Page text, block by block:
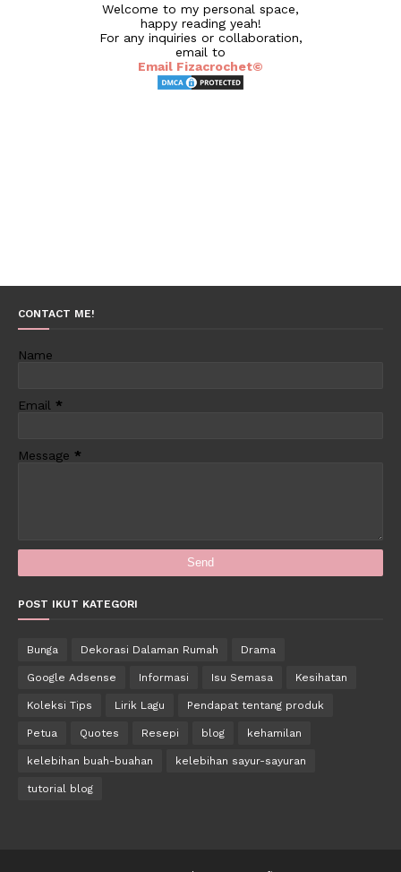
Welcome to my personal space,
happy reading yeah!
For any inquiries or collaboration,
email to
Email Fizacrochet©
CONTACT ME!
Name
Email *
Message *
POST IKUT KATEGORI
Bunga Dekorasi Dalaman Rumah Drama
Google Adsense Informasi Isu Semasa Kesihatan
Koleksi Tips Lirik Lagu Pendapat tentang produk
Petua Quotes Resepi blog kehamilan
kelebihan buah-buahan kelebihan sayur-sayuran
tutorial blog